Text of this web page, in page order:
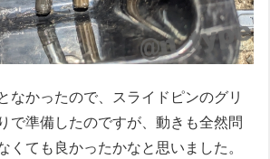
なかったので、スライドピンのグリ
で準備したのですが、動きも全然問
くても良かったかなと思いました。